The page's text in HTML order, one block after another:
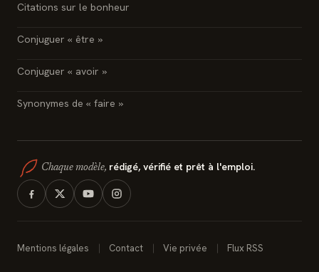
Citations sur le bonheur
Conjuguer « être »
Conjuguer « avoir »
Synonymes de « faire »
Chaque modèle, rédigé, vérifié et prêt à l'emploi.
Mentions légales Contact Vie privée Flux RSS